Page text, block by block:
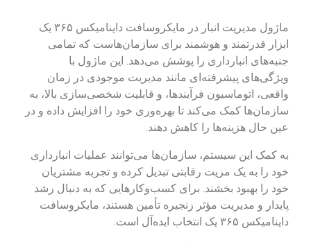
ماژول مدیریت انبار در مایکروسافت داینامیکس ۳۶۵ یک
ابزار قدرتمند و هوشمند برای سازمان‌هاست که تمامی
جنبه‌های انبارداری را پوشش می‌دهد. این ماژول با
ویژگی‌های پیشرفته‌ای مانند مدیریت موجودی در زمان
واقعی، اتوماسیون فرآیندها، و قابلیت شخصی‌سازی بالا، به
سازمان‌ها کمک می‌کند تا بهره‌وری خود را افزایش داده و در
عین حال هزینه‌ها را کاهش دهند.
به کمک این سیستم، سازمان‌ها می‌توانند عملیات انبارداری
خود را به یک مزیت رقابتی تبدیل کرده و تجربه مشتریان
خود را بهبود بخشند. برای کسب‌وکارهایی که به دنبال رشد
پایدار و مدیریت مؤثر زنجیره تأمین هستند، مایکروسافت
داینامیکس ۳۶۵ یک انتخاب ایده‌آل است.